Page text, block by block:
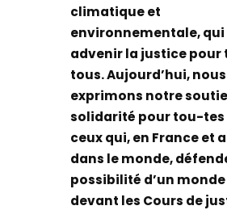
climatique et
environnementale, qui
advenir la justice pour
tous. Aujourd’hui, nous
exprimons notre
solidarité pour tou-tes
ceux qui, en France et
dans le monde,
possibilité d’un
devant les Cours de